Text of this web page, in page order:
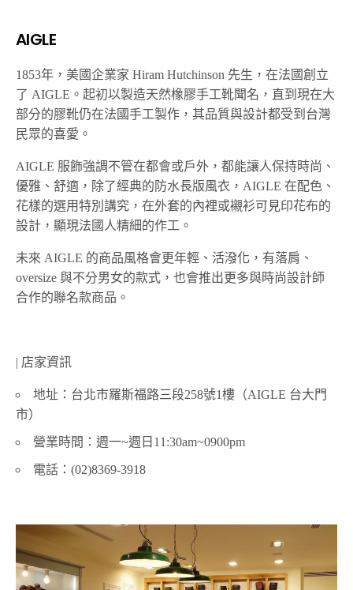
AIGLE
1853年，美國企業家 Hiram Hutchinson 先生，在法國創立
了 AIGLE。起初以製造天然橡膠手工靴聞名，直到現在大
部分的膠靴仍在法國手工製作，其品質與設計都受到台灣
民眾的喜愛。
AIGLE 服飾強調不管在都會或戶外，都能讓人保持時尚、
優雅、舒適，除了經典的防水長版風衣，AIGLE 在配色、
花樣的選用特別講究，在外套的內裡或襯衫可見印花布的
設計，顯現法國人精細的作工。
未來 AIGLE 的商品風格會更年輕、活潑化，有落肩、
oversize 與不分男女的款式，也會推出更多與時尚設計師
合作的聯名款商品。
| 店家資訊
地址：台北市羅斯福路三段258號1樓（AIGLE 台大門
市）
營業時間：週一~週日11:30am~0900pm
電話：(02)8369-3918